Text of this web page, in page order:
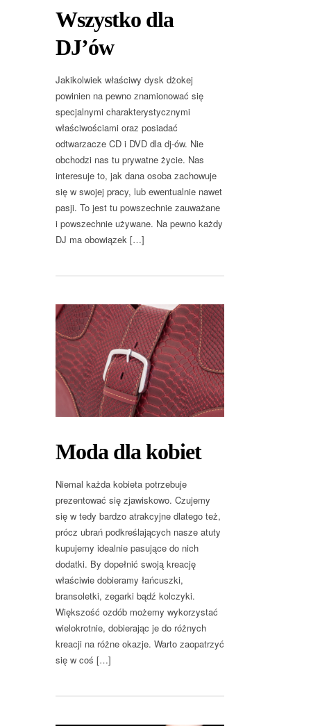
Wszystko dla
DJ’ów
Jakikolwiek właściwy dysk dżokej
powinien na pewno znamionować się
specjalnymi charakterystycznymi
właściwościami oraz posiadać
odtwarzacze CD i DVD dla dj-ów. Nie
obchodzi nas tu prywatne życie. Nas
interesuje to, jak dana osoba zachowuje
się w swojej pracy, lub ewentualnie nawet
pasji. To jest tu powszechnie zauważane
i powszechnie używane. Na pewno każdy
DJ ma obowiązek […]
Moda dla kobiet
Niemal każda kobieta potrzebuje
prezentować się zjawiskowo. Czujemy
się w tedy bardzo atrakcyjne dlatego też,
prócz ubrań podkreślających nasze atuty
kupujemy idealnie pasujące do nich
dodatki. By dopełnić swoją kreację
właściwie dobieramy łańcuszki,
bransoletki, zegarki bądź kolczyki.
Większość ozdób możemy wykorzystać
wielokrotnie, dobierając je do różnych
kreacji na różne okazje. Warto zaopatrzyć
się w coś […]